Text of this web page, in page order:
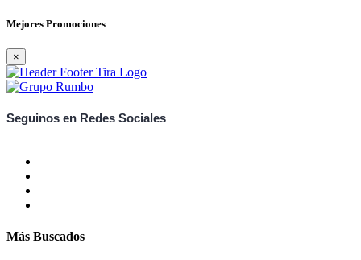
Mejores Promociones
×
Seguinos en Redes Sociales
Más Buscados